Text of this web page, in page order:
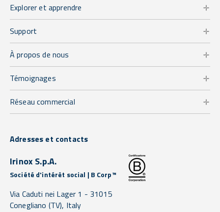
Explorer et apprendre
Support
À propos de nous
Témoignages
Réseau commercial
Adresses et contacts
Irinox S.p.A.
Société d'intérêt social | B Corp™
Via Caduti nei Lager 1 - 31015
Conegliano (TV), Italy